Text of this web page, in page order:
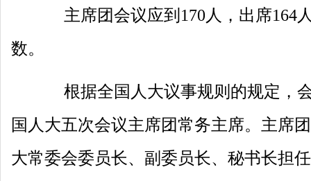
主席团会议应到170人，出席164
数。
根据全国人大议事规则的规定，
国人大五次会议主席团常务主席。主席
大常委会委员长、副委员长、秘书长担